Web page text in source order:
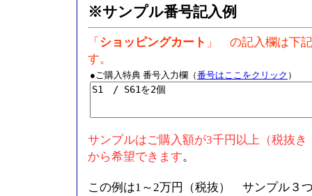
※サンプル番号記入例
「 ショッピングカート 」 の記入欄は下
す。
●ご購入特典 番号入力欄（番号はここをクリック ）
サンプルはご購入額が3千円以上（税抜き
から希望できます。
この例は1～2万円（税抜） サンプル３